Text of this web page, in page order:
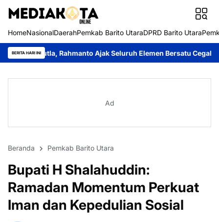
HomeNasionalDaerahPemkab Barito UtaraDPRD Barito Utara
BERITA HARI INIAjak Seluruh Elemen Bersatu Cegah Bencana Perkuat
Ad
Beranda Pemkab Barito Utara
Bupati H Shalahuddin:
Ramadan Momentum Perkuat
Iman dan Kepedulian Sosial